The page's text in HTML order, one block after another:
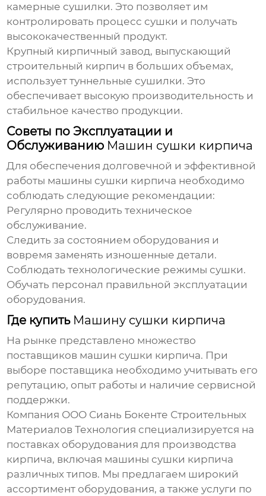
камерные сушилки. Это позволяет им
контролировать процесс сушки и получать
высококачественный продукт.
Крупный кирпичный завод, выпускающий
строительный кирпич в больших объемах,
использует туннельные сушилки. Это
обеспечивает высокую производительность и
стабильное качество продукции.
Советы по Эксплуатации и
Обслуживанию Машин сушки кирпича
Для обеспечения долговечной и эффективной
работы машины сушки кирпича необходимо
соблюдать следующие рекомендации:
Регулярно проводить техническое
обслуживание.
Следить за состоянием оборудования и
вовремя заменять изношенные детали.
Соблюдать технологические режимы сушки.
Обучать персонал правильной эксплуатации
оборудования.
Где купить Машину сушки кирпича
На рынке представлено множество
поставщиков машин сушки кирпича. При
выборе поставщика необходимо учитывать его
репутацию, опыт работы и наличие сервисной
поддержки.
Компания ООО Сиань Бокенте Строительных
Материалов Технология специализируется на
поставках оборудования для производства
кирпича, включая машины сушки кирпича
различных типов. Мы предлагаем широкий
ассортимент оборудования, а также услуги по